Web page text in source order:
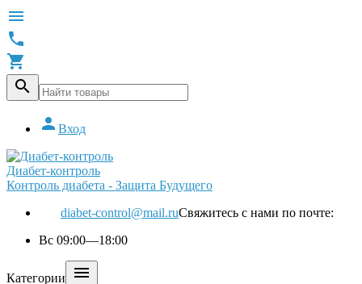




 Вход
Диабет-контроль
Контроль диабета - Защита Будущего
diabet-control@mail.ruСвяжитесь с нами по почте:
Вс 09:00—18:00
Категории 